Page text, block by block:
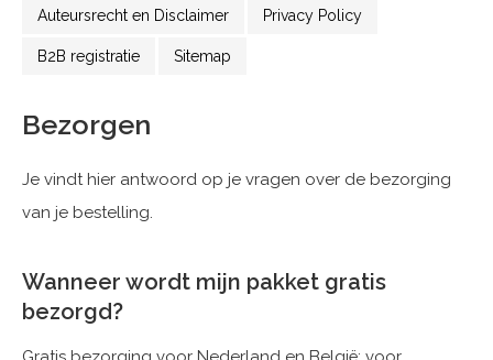
Auteursrecht en Disclaimer Privacy Policy
B2B registratie Sitemap
Bezorgen
Je vindt hier antwoord op je vragen over de bezorging
van je bestelling.
Wanneer wordt mijn pakket gratis
bezorgd?